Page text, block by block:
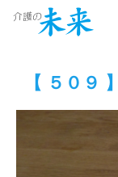
【 ５０９